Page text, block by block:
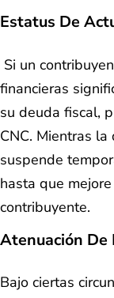
Estatus De
Si un
financieras
su deuda fiscal,
CNC. Mientras
suspende
hasta que
contribuyente.
Atenuación De
Bajo ciertas